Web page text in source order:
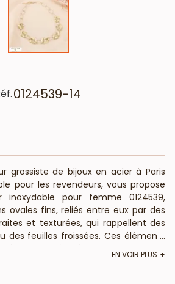
0124539-14
grossiste de bijoux en acier à Paris
pour les revendeurs, vous propose
pour femme 0124539,
ovales fins, reliés entre eux par des
et texturées, qui rappellent des
des feuilles froissées. Ces éléments
visuel harmonieux. La longueur
...
EN VOIR PLUS